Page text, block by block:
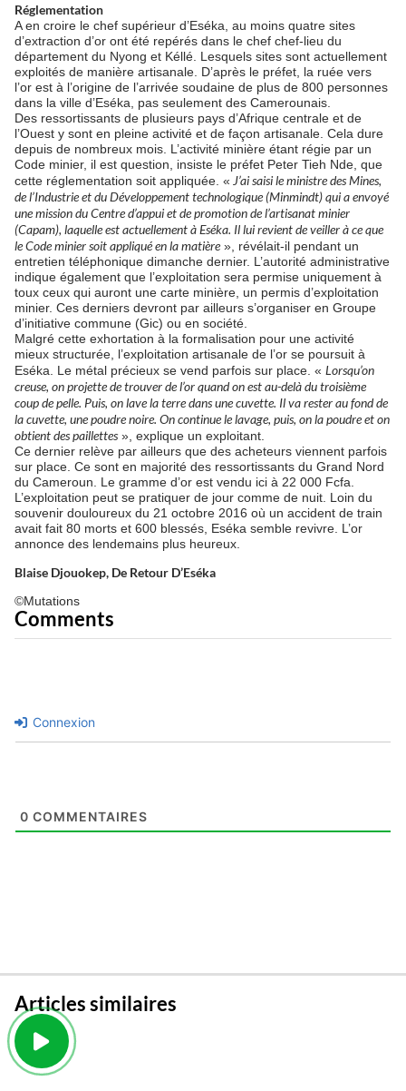
Réglementation
A en croire le chef supérieur d’Eséka, au moins quatre sites
d’extraction d’or ont été repérés dans le chef chef-lieu du
département du Nyong et Kéllé. Lesquels sites sont actuellement
exploités de manière artisanale. D’après le préfet, la ruée vers
l’or est à l’origine de l’arrivée soudaine de plus de 800 personnes
dans la ville d’Eséka, pas seulement des Camerounais.
Des ressortissants de plusieurs pays d’Afrique centrale et de
l’Ouest y sont en pleine activité et de façon artisanale. Cela dure
depuis de nombreux mois. L’activité minière étant régie par un
Code minier, il est question, insiste le préfet Peter Tieh Nde, que
cette réglementation soit appliquée. « J’ai saisi le ministre des Mines,
de l’Industrie et du Développement technologique (Minmindt) qui a envoyé
une mission du Centre d’appui et de promotion de l’artisanat minier
(Capam), laquelle est actuellement à Eséka. Il lui revient de veiller à ce que
le Code minier soit appliqué en la matière», révélait-il pendant un
entretien téléphonique dimanche dernier. L’autorité administrative
indique également que l’exploitation sera permise uniquement à
toux ceux qui auront une carte minière, un permis d’exploitation
minier. Ces derniers devront par ailleurs s’organiser en Groupe
d’initiative commune (Gic) ou en société.
Malgré cette exhortation à la formalisation pour une activité
mieux structurée, l’exploitation artisanale de l’or se poursuit à
Eséka. Le métal précieux se vend parfois sur place. « Lorsqu’on
creuse, on projette de trouver de l’or quand on est au-delà du troisième
coup de pelle. Puis, on lave la terre dans une cuvette. Il va rester au fond de
la cuvette, une poudre noire. On continue le lavage, puis, on la poudre et on
obtient des paillettes», explique un exploitant.
Ce dernier relève par ailleurs que des acheteurs viennent parfois
sur place. Ce sont en majorité des ressortissants du Grand Nord
du Cameroun. Le gramme d’or est vendu ici à 22 000 Fcfa.
L’exploitation peut se pratiquer de jour comme de nuit. Loin du
souvenir douloureux du 21 octobre 2016 où un accident de train
avait fait 80 morts et 600 blessés, Eséka semble revivre. L’or
annonce des lendemains plus heureux.
Blaise Djouokep, De Retour D’Eséka
©Mutations
Comments
Connexion
0 COMMENTAIRES
Articles similaires